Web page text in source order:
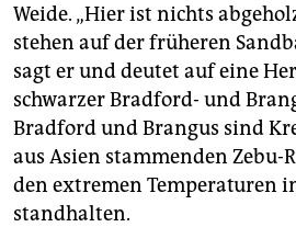
Weide. „Hier ist nichts
stehen auf der früheren
sagt er und deutet auf eine
schwarzer Bradford- und
Bradford und Brangus sind
aus Asien stammenden Zebu-
den extremen Temperaturen
standhalten.